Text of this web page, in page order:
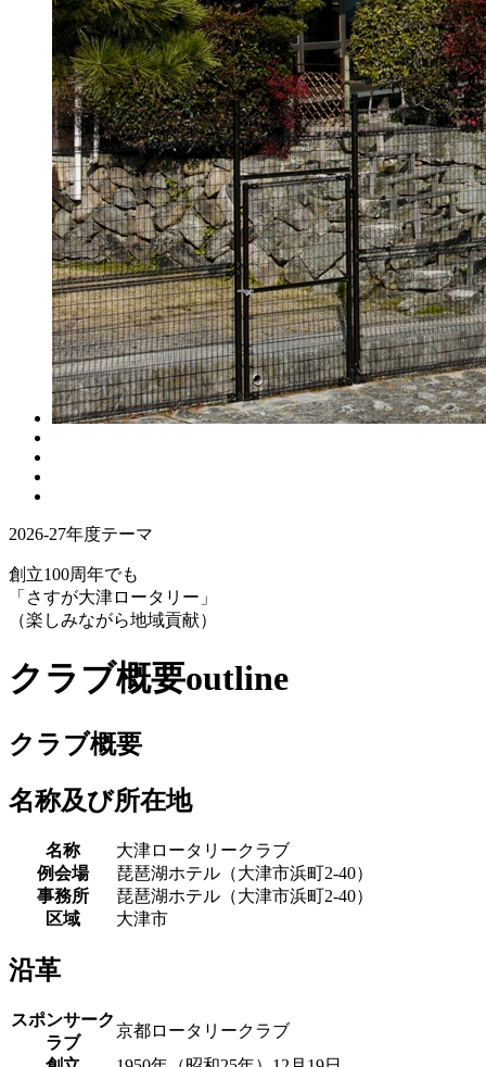
2026-27年度テーマ
創立100周年でも
「さすが大津ロータリー」
（楽しみながら地域貢献）
クラブ概要outline
クラブ概要
名称及び所在地
名称
大津ロータリークラブ
例会場
琵琶湖ホテル（大津市浜町2-40）
事務所
琵琶湖ホテル（大津市浜町2-40）
区域
大津市
沿革
スポンサーク
ラブ
京都ロータリークラブ